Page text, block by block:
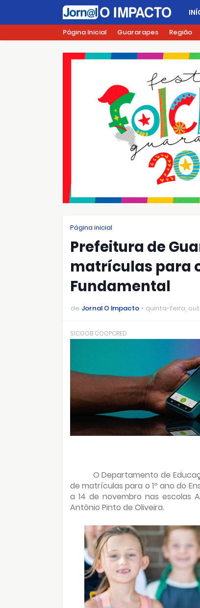
Página Inicial Guararapes Região
Página inicial
Prefeitura de
matrículas para
Fundamental
de Jornal O Impacto quinta-feira,
SICOOB COOPCRED
O Departamento de
de matrículas para o 1º ano do
a 14 de novembro nas escolas
Antônio Pinto de Oliveira.